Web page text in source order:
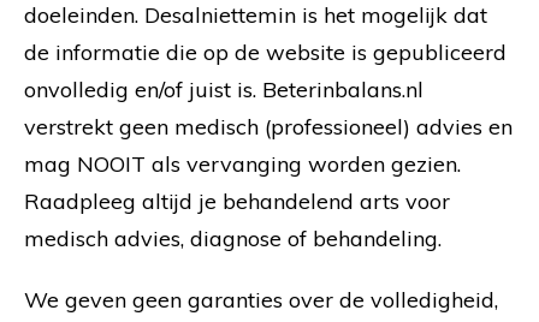
doeleinden. Desalniettemin is het mogelijk dat
de informatie die op de website is gepubliceerd
onvolledig en/of juist is. Beterinbalans.nl
verstrekt geen medisch (professioneel) advies en
mag NOOIT als vervanging worden gezien.
Raadpleeg altijd je behandelend arts voor
medisch advies, diagnose of behandeling.
We geven geen garanties over de volledigheid,